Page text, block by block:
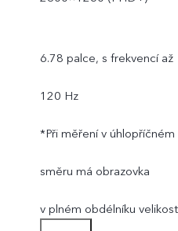
6.78 palce, s frekvencí až
120 Hz
*Při měření v úhlopříčném
směru má obrazovka
v plném obdélníku velikost